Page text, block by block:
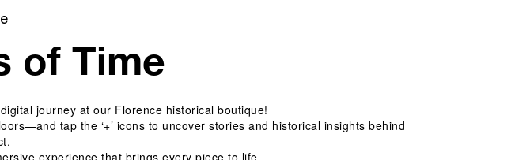
of Time
journey at our Florence historical boutique!
tap the ‘+’ icons to uncover stories and historical insights behind
experience that brings every piece to life.